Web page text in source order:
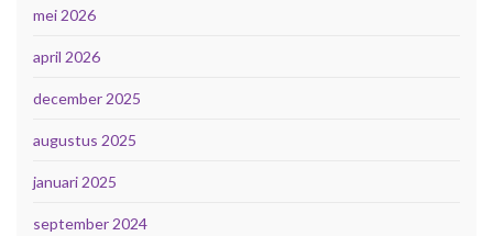
mei 2026
april 2026
december 2025
augustus 2025
januari 2025
september 2024